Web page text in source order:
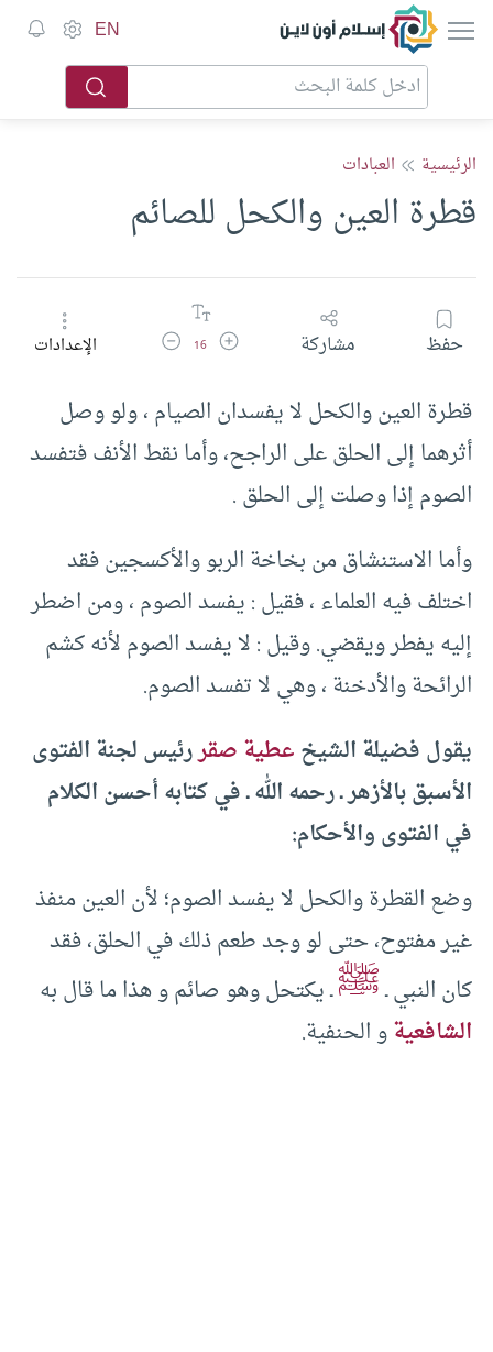
إسلام أون لاين EN
الرئيسية العبادات
قطرة العين والكحل للصائم
حفظ مشاركة زيادة حجم الخط
16 تقليل حجم الخطالإعدادات
قطرة العين والكحل لا يفسدان الصيام ، ولو وصل
أثرهما إلى الحلق على الراجح، وأما نقط الأنف فتفسد
الصوم إذا وصلت إلى الحلق .
وأما الاستنشاق من بخاخة الربو والأكسجين فقد
اختلف فيه العلماء ، فقيل : يفسد الصوم ، ومن اضطر
إليه يفطر ويقضي. وقيل : لا يفسد الصوم لأنه كشم
الرائحة والأدخنة ، وهي لا تفسد الصوم.
يقول فضيلة الشيخعطية صقررئيس لجنة الفتوى
الأسبق بالأزهر ـ رحمه الله ـ في كتابه أحسن الكلام
في الفتوى والأحكام:
وضع القطرة والكحل لا يفسد الصوم؛ لأن العين منفذ
غير مفتوح، حتى لو وجد طعم ذلك في الحلق، فقد
كان النبي ـﷺـ يكتحل وهو صائم و هذا ما قال به
الشافعيةو الحنفية.